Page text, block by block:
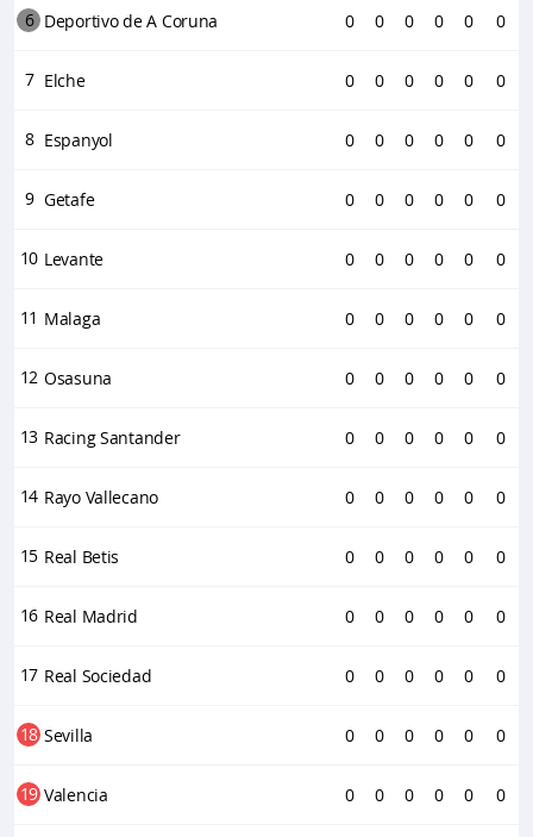
6 Deportivo de A Coruna 0 0 0 0 0 0
7 Elche 0 0 0 0 0 0
8 Espanyol 0 0 0 0 0 0
9 Getafe 0 0 0 0 0 0
10 Levante 0 0 0 0 0 0
11 Malaga 0 0 0 0 0 0
12 Osasuna 0 0 0 0 0 0
13 Racing Santander 0 0 0 0 0 0
14 Rayo Vallecano 0 0 0 0 0 0
15 Real Betis 0 0 0 0 0 0
16 Real Madrid 0 0 0 0 0 0
17 Real Sociedad 0 0 0 0 0 0
18 Sevilla 0 0 0 0 0 0
19 Valencia 0 0 0 0 0 0